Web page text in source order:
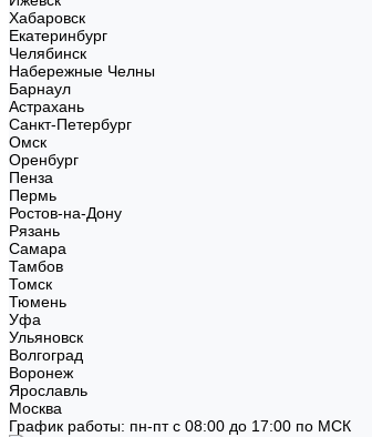
Хабаровск
Екатеринбург
Челябинск
Набережные Челны
Барнаул
Астрахань
Санкт-Петербург
Омск
Оренбург
Пенза
Пермь
Ростов-на-Дону
Рязань
Самара
Тамбов
Томск
Тюмень
Уфа
Ульяновск
Волгоград
Воронеж
Ярославль
Москва
График работы: пн-пт с 08:00 до 17:00 по МСК